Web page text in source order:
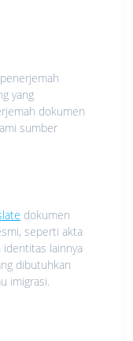
yang
dokumen
sumber
dokumen
seperti akta
identitas lainnya
dibutuhkan
imigrasi.